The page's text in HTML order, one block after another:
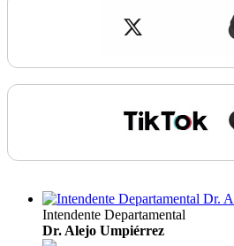
Intendente Departamental
Dr. Alejo Umpiérrez